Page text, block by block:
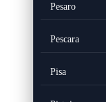
Pesaro
Pescara
Pisa